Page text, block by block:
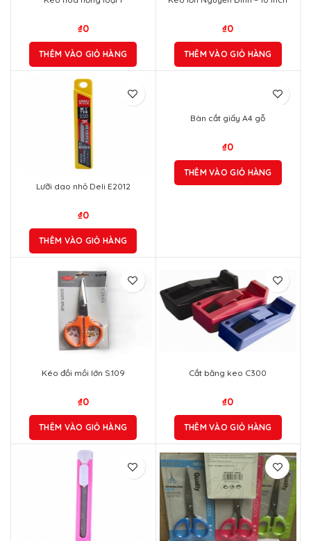
₫0
THÊM VÀO GIỎ HÀNG
₫0
THÊM VÀO GIỎ HÀNG
Lưỡi dao nhỏ Deli E2012
₫0
THÊM VÀO GIỎ HÀNG
Bàn cắt giấy A4 gỗ
₫0
THÊM VÀO GIỎ HÀNG
Kéo đồi mồi lớn S.109
₫0
THÊM VÀO GIỎ HÀNG
Cắt băng keo C300
₫0
THÊM VÀO GIỎ HÀNG